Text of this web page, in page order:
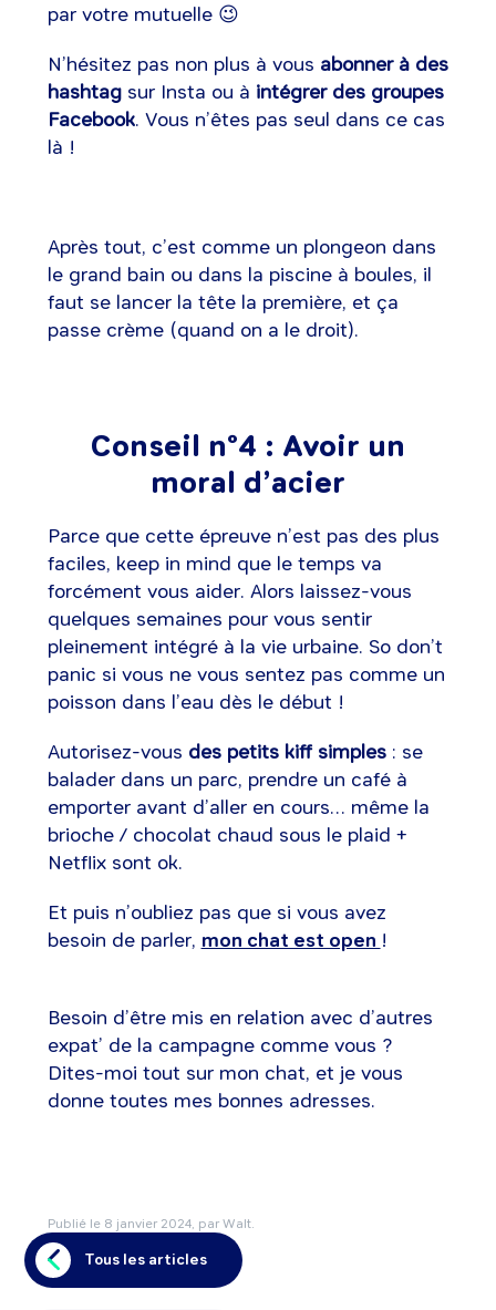
Tous les articles
par votre mutuelle 😉
N’hésitez pas non plus à vous abonner à des
hashtag sur Insta ou à intégrer des groupes
Facebook. Vous n’êtes pas seul dans ce cas
là !
Après tout, c’est comme un plongeon dans
le grand bain ou dans la piscine à boules, il
faut se lancer la tête la première, et ça
passe crème (quand on a le droit).
Conseil n°4 : Avoir un
moral d’acier
Parce que cette épreuve n’est pas des plus
faciles, keep in mind que le temps va
forcément vous aider. Alors laissez-vous
quelques semaines pour vous sentir
pleinement intégré à la vie urbaine. So don’t
panic si vous ne vous sentez pas comme un
poisson dans l’eau dès le début !
Autorisez-vous des petits kiff simples: se
balader dans un parc, prendre un café à
emporter avant d’aller en cours… même la
brioche / chocolat chaud sous le plaid +
Netflix sont ok.
Et puis n’oubliez pas que si vous avez
besoin de parler, mon chat est open !
Besoin d’être mis en relation avec d’autres
expat’ de la campagne comme vous ?
Dites-moi tout sur mon chat, et je vous
donne toutes mes bonnes adresses.
Publié le 8 janvier 2024, par Walt.